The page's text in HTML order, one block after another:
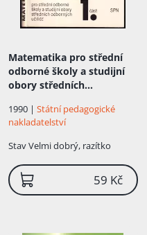
Matematika pro střední
odborné školy a studijní
obory středních
1990 | Státní pedagogické
nakladatelství
StavVelmi dobrý, razítko
59 Kč
Přidáno